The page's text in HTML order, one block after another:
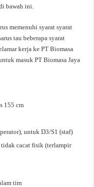
bawah ini.
memenuhi syarat syarat
tau beberapa syarat
kerja ke PT Biomasa
masuk PT Biomasa Jaya
155 cm
untuk D3/S1 (staf)
tidak cacat fisik (terlampir
tim